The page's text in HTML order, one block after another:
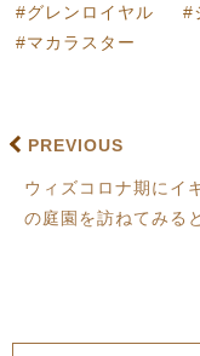
グレンロイヤル
マカラスター
PREVIOUS
ウィズコロナ期にイ
の庭園を訪ねてみると